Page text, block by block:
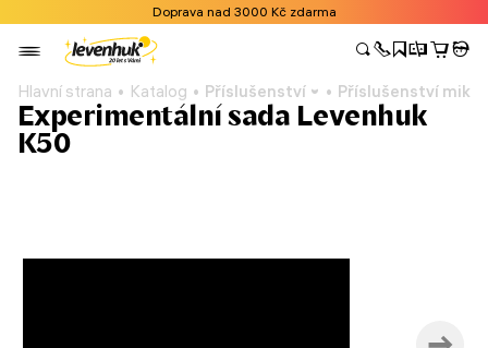
Doprava nad 3000 Kč zdarma
Hlavní strana Katalog Příslušenství Příslušenství
Experimentální sada Levenhuk
K50